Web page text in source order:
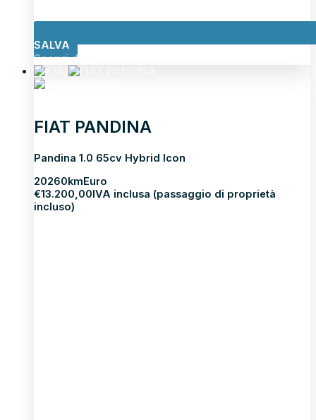
SALVA
Scopri di più
FIAT PANDINA
Pandina 1.0 65cv Hybrid Icon
20260kmEuro
€13.200,00IVA inclusa (passaggio di proprietà
incluso)